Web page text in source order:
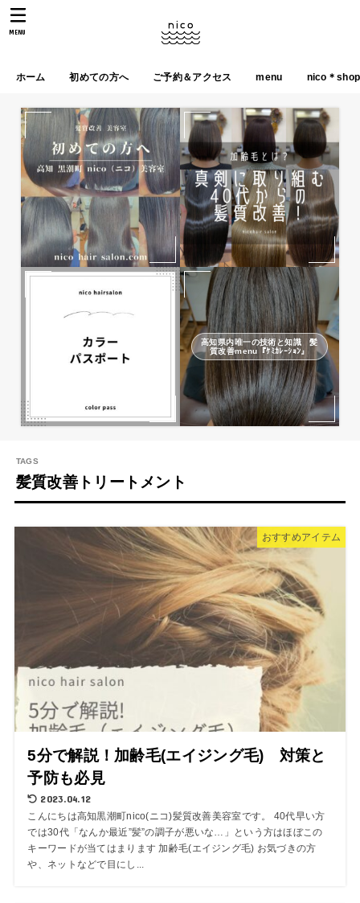
ホーム 初めての方へ ご予約＆アクセス menu nico＊shop
MENU
高知県内唯一の技術と知識 髪
質改善menu『ｹﾐｶﾚｰｼｮﾝ』
髪質改善トリートメント
おすすめアイテム
5分で解説！加齢毛(エイジング毛) 対策と
予防も必見
2023.04.12
こんにちは高知黒潮町nico(ニコ)髪質改善美容室です。 40代早い方
では30代「なんか最近”髪”の調子が悪いな…」という方はほぼこの
キーワードが当てはまります 加齢毛(エイジング毛) お気づきの方
や、ネットなどで目にし...